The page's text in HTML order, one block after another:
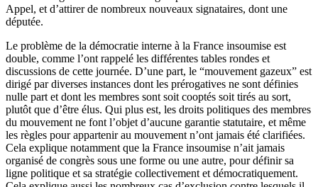
Appel, et d’attirer de nombreux nouveaux signataires, dont une
députée.
Le problème de la démocratie interne à la France insoumise est
double, comme l’ont rappelé les différentes tables rondes et
discussions de cette journée. D’une part, le “mouvement gazeux” est
dirigé par diverses instances dont les prérogatives ne sont définies
nulle part et dont les membres sont soit cooptés soit tirés au sort,
plutôt que d’être élus. Qui plus est, les droits politiques des membres
du mouvement ne font l’objet d’aucune garantie statutaire, et même
les règles pour appartenir au mouvement n’ont jamais été clarifiées.
Cela explique notamment que la France insoumise n’ait jamais
organisé de congrès sous une forme ou une autre, pour définir sa
ligne politique et sa stratégie collectivement et démocratiquement.